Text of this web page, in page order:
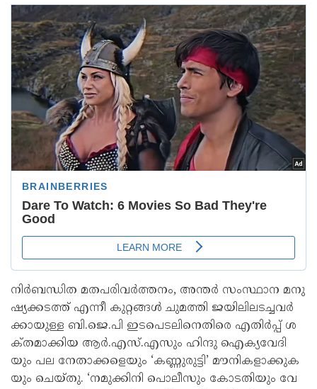
നി​ർ​ബ​ന്ധി​ത മ​ത​പ​രി​വ​ർ​ത്ത​നം, അ​ന്ത​ർ സം​സ്ഥാ​ന മ​നു​
ഷ്യ​ക്ക​ട​ത്ത്​ എ​ന്നീ കു​റ്റ​ങ്ങ​ൾ ചു​മ​ത്തി ജ​യി​ലി​ല​ട​ച്ച​വ​ർ​
ക്കാ​യു​ള്ള ബി.​ജെ.​പി ഇ​ട​പെ​ട​ലി​നെ​തി​രെ എ​തി​ർ​പ്പ്​ ശ​
ക്​​ത​മാ​ക്കി​യ ആ​ർ.​എ​സ്.​എ​സും ഹി​ന്ദു ഐ​ക്യ​വേ​ദി​
യും പ​ല നേ​താ​ക്ക​ളെ​യും ‘ക​ണ്ണു​രു​ട്ടി’ മൗ​നി​ക​ളാ​ക്കു​ക​
യും ചെ​യ്തു. ‘ന​മു​ക്കി​നി പൊ​ലീ​സും കോ​ട​തി​യും വേ​